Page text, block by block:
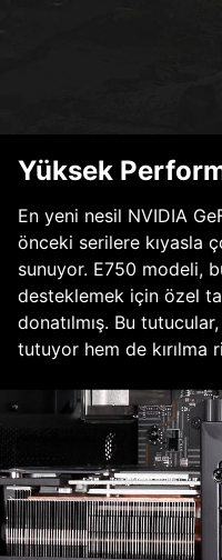
Yüksek
En yeni nesil NVIDIA
önceki serilere kıyasla
sunuyor. E750 modeli,
desteklemek için özel
donatılmış. Bu
tutuyor hem de kırılma